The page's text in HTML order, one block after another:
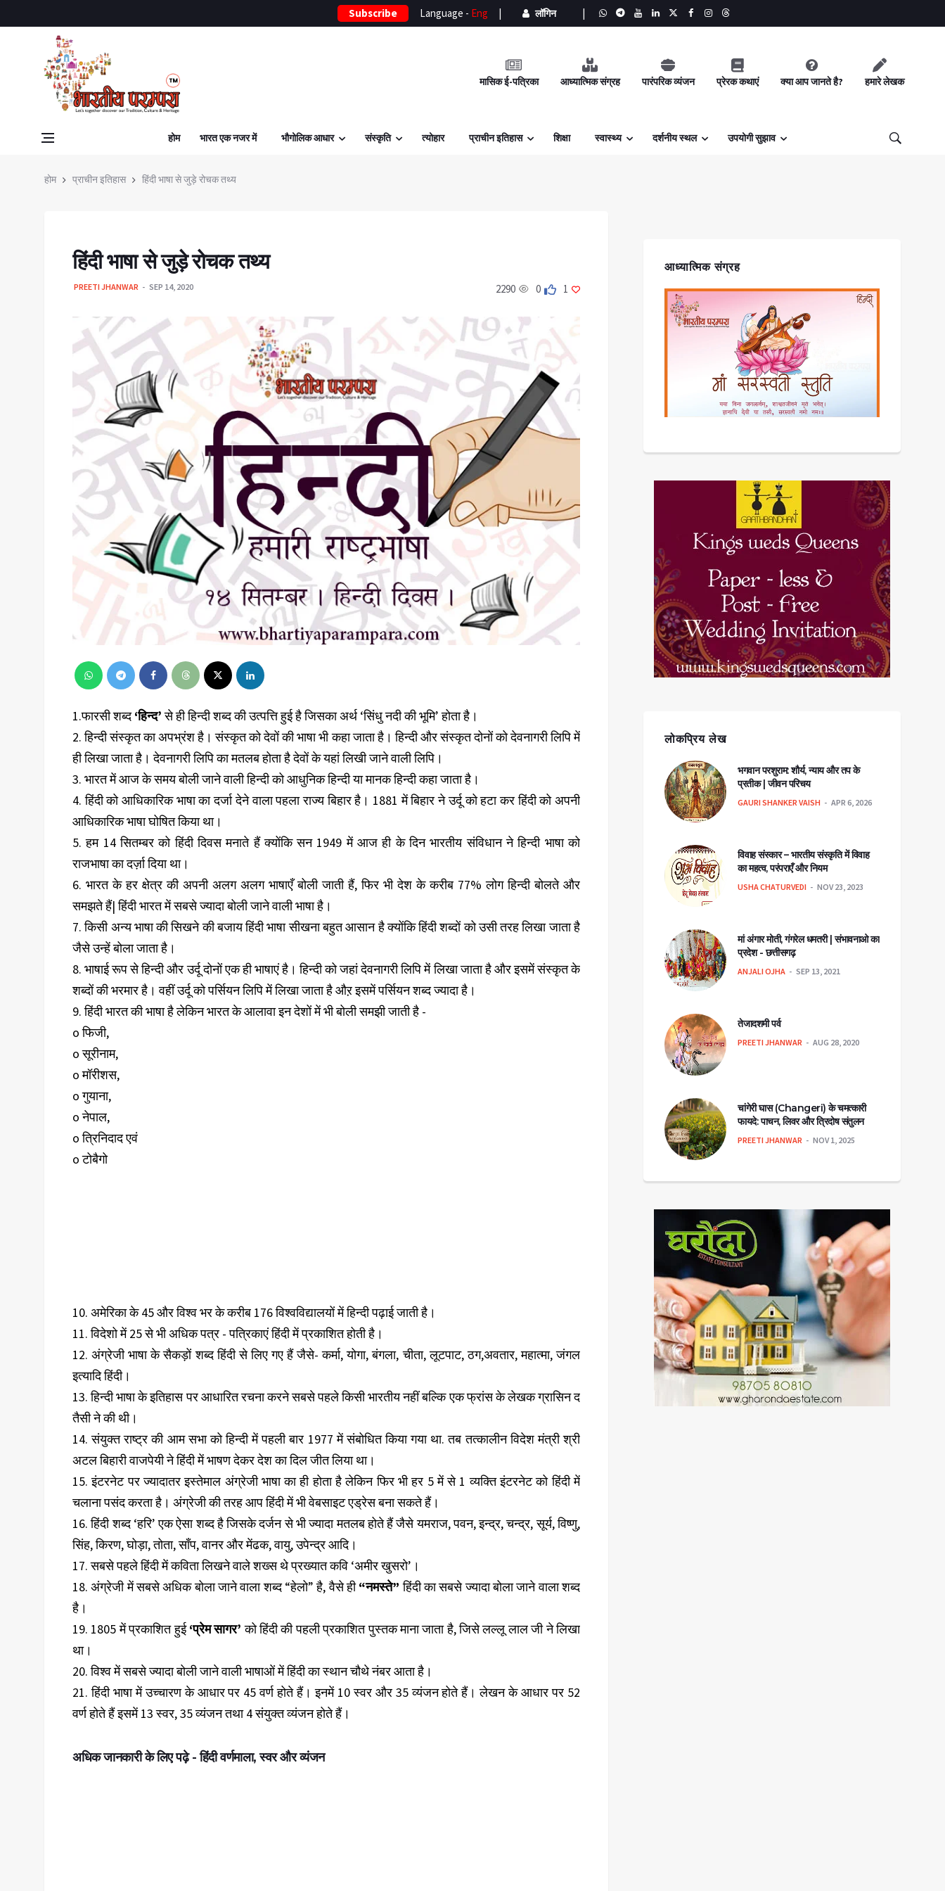
Subscribe Language - Eng | लॉगिन |
मासिक ई-पत्रिका आध्यात्मिक संग्रह पारंपरिक व्यंजन प्रेरक कथाएं क्या आप जानते है? हमारे लेखक
होम भारत एक नजर में भौगोलिक आधार संस्कृति त्योहार प्राचीन इतिहास शिक्षा स्वास्थ्य दर्शनीय स्थल उपयोगी सुझाव
होम प्राचीन इतिहास हिंदी भाषा से जुड़े रोचक तथ्य
हिंदी भाषा से जुड़े रोचक तथ्य
PREETI JHANWAR SEP 14, 2020
1.फारसी शब्द‘हिन्द’से ही हिन्दी शब्द की उत्पत्ति हुई है जिसका अर्थ ‘सिंधु नदी की भूमि’ होता है।
2. हिन्दी संस्कृत का अपभ्रंश है। संस्कृत को देवों की भाषा भी कहा जाता है। हिन्दी और संस्कृत दोनों को देवनागरी लिपि में
ही लिखा जाता है। देवनागरी लिपि का मतलब होता है देवों के यहां लिखी जाने वाली लिपि।
3. भारत में आज के समय बोली जाने वाली हिन्दी को आधुनिक हिन्दी या मानक हिन्दी कहा जाता है।
4. हिंदी को आधिकारिक भाषा का दर्जा देने वाला पहला राज्य बिहार है। 1881 में बिहार ने उर्दू को हटा कर हिंदी को अपनी
आधिकारिक भाषा घोषित किया था।
5. हम 14 सितम्बर को हिंदी दिवस मनाते हैं क्योंकि सन 1949 में आज ही के दिन भारतीय संविधान ने हिन्दी भाषा को
राजभाषा का दर्ज़ा दिया था।
6. भारत के हर क्षेत्र की अपनी अलग अलग भाषाएँ बोली जाती हैं, फिर भी देश के करीब 77% लोग हिन्दी बोलते और
समझते हैं| हिंदी भारत में सबसे ज्यादा बोली जाने वाली भाषा है।
7. किसी अन्य भाषा की सिखने की बजाय हिंदी भाषा सीखना बहुत आसान है क्योंकि हिंदी शब्दों को उसी तरह लिखा जाता है
जैसे उन्हें बोला जाता है।
8. भाषाई रूप से हिन्दी और उर्दू दोनों एक ही भाषाएं है। हिन्दी को जहां देवनागरी लिपि में लिखा जाता है और इसमें संस्कृत के
शब्दों की भरमार है। वहीं उर्दू को पर्सियन लिपि में लिखा जाता है औऱ इसमें पर्सियन शब्द ज्यादा है।
9. हिंदी भारत की भाषा है लेकिन भारत के आलावा इन देशों में भी बोली समझी जाती है -
o फिजी,
o सूरीनाम,
o मॉरीशस,
o गुयाना,
o नेपाल,
o त्रिनिदाद एवं
o टोबैगो
10. अमेरिका के 45 और विश्व भर के करीब 176 विश्वविद्यालयों में हिन्दी पढ़ाई जाती है।
11. विदेशो में 25 से भी अधिक पत्र - पत्रिकाएं हिंदी में प्रकाशित होती है।
12. अंग्रेजी भाषा के सैकड़ों शब्द हिंदी से लिए गए हैं जैसे- कर्मा, योगा, बंगला, चीता, लूटपाट, ठग,अवतार, महात्मा, जंगल
इत्यादि हिंदी।
13. हिन्दी भाषा के इतिहास पर आधारित रचना करने सबसे पहले किसी भारतीय नहीं बल्कि एक फ्रांस के लेखक ग्रासिन द
तैसी ने की थी।
14. संयुक्त राष्ट्र की आम सभा को हिन्दी में पहली बार 1977 में संबोधित किया गया था. तब तत्कालीन विदेश मंत्री श्री
अटल बिहारी वाजपेयी ने हिंदी में भाषण देकर देश का दिल जीत लिया था।
15. इंटरनेट पर ज्यादातर इस्तेमाल अंग्रेजी भाषा का ही होता है लेकिन फिर भी हर 5 में से 1 व्यक्ति इंटरनेट को हिंदी में
चलाना पसंद करता है। अंग्रेजी की तरह आप हिंदी में भी वेबसाइट एड्रेस बना सकते हैं।
16. हिंदी शब्द ‘हरि’ एक ऐसा शब्द है जिसके दर्जन से भी ज्यादा मतलब होते हैं जैसे यमराज, पवन, इन्द्र, चन्द्र, सूर्य, विष्णु,
सिंह, किरण, घोड़ा, तोता, साँप, वानर और मेंढक, वायु, उपेन्द्र आदि।
17. सबसे पहले हिंदी में कविता लिखने वाले शख्स थे प्रख्यात कवि ‘अमीर खुसरो’।
18. अंग्रेजी में सबसे अधिक बोला जाने वाला शब्द “हेलो” है, वैसे ही“नमस्ते”हिंदी का सबसे ज्यादा बोला जाने वाला शब्द
है।
19. 1805 में प्रकाशित हुई‘प्रेम सागर’ को हिंदी की पहली प्रकाशित पुस्तक माना जाता है, जिसे लल्लू लाल जी ने लिखा
था।
20. विश्व में सबसे ज्यादा बोली जाने वाली भाषाओं में हिंदी का स्थान चौथे नंबर आता है।
21. हिंदी भाषा में उच्चारण के आधार पर 45 वर्ण होते हैं। इनमें 10 स्वर और 35 व्यंजन होते हैं। लेखन के आधार पर 52
वर्ण होते हैं इसमें 13 स्वर, 35 व्यंजन तथा 4 संयुक्त व्यंजन होते हैं।
अधिक जानकारी के लिए पढ़े -हिंदी वर्णमाला, स्वर और व्यंजन
आध्यात्मिक संग्रह
लोकप्रिय लेख
भगवान परशुराम: शौर्य, न्याय और तप के
प्रतीक | जीवन परिचय
GAURI SHANKER VAISH APR 6, 2026
विवाह संस्कार – भारतीय संस्कृति में विवाह
का महत्व, परंपराएँ और नियम
USHA CHATURVEDI NOV 23, 2023
मां अंगार मोती, गंगरेल धमतरी | संभावनाओ का
प्रदेश - छत्तीसगढ़
ANJALI OJHA SEP 13, 2021
तेजादशमी पर्व
PREETI JHANWAR AUG 28, 2020
चांगेरी घास (Changeri) के चमत्कारी
फायदे: पाचन, लिवर और त्रिदोष संतुलन
PREETI JHANWAR NOV 1, 2025